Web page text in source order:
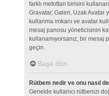
farklı metottan birisini
Gravatar, Galeri, Uzak Avatar
kullanma imkanı ve avatar
mesaj panosu yöneticisinin
kullanamıyorsanız, bir
geçin.
Başa dön
Rütbem nedir ve onu nasıl
Genelde kullanıcı rütbenizi